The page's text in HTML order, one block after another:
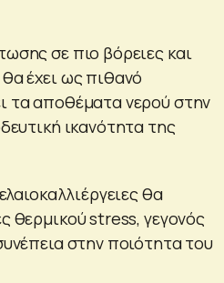
σε πιο βόρειες και
έχει ως πιθανό
τα αποθέματα νερού στην
ικανότητα της
θα
θερμικού stress, γεγονός
στην ποιότητα του